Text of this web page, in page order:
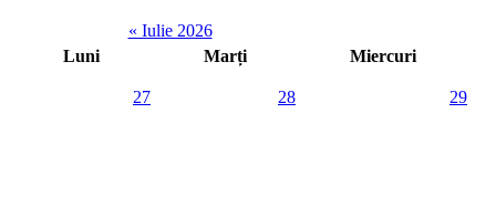
« Iulie 2026
Luni
Marți Miercuri
27 28 29